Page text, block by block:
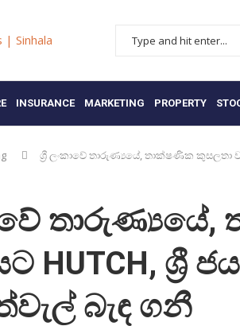
INSURANCE MARKETING PROPERTY
ශ්‍රී ලංකාවේ තාරුණ්‍යයේ, තාක්ෂණික කුසලතා
HUTCH, ශ්‍රී
බැඳ ගනී